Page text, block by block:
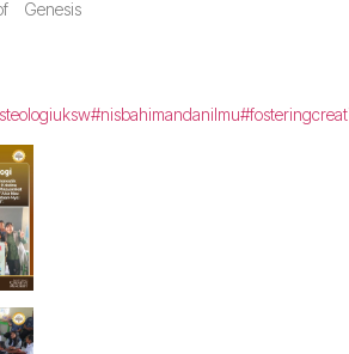
Genesis
#nisbahimandanilmu